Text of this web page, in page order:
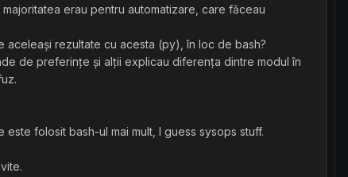
majoritatea erau pentru automatizare, care făceau
rezultate cu acesta (py), în loc de bash?
de preferințe și alții explicau diferența dintre modul în
folosit bash-ul mai mult, I guess sysops stuff.